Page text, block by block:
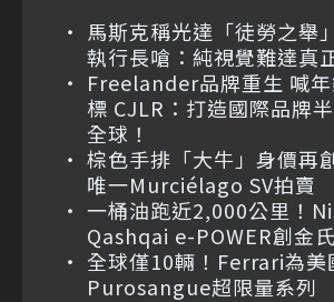
馬斯克稱光達「徒勞之舉
執行長嗆：純視覺難達真
Freelander品牌重生 喊
標 CJLR：打造國際品牌
全球！
棕色手排「大牛」身價再
唯一Murciélago SV拍賣
一桶油跑近2,000公里！
Qashqai e-POWER創金
全球僅10輛！Ferrari為美
Purosangue超限量系列